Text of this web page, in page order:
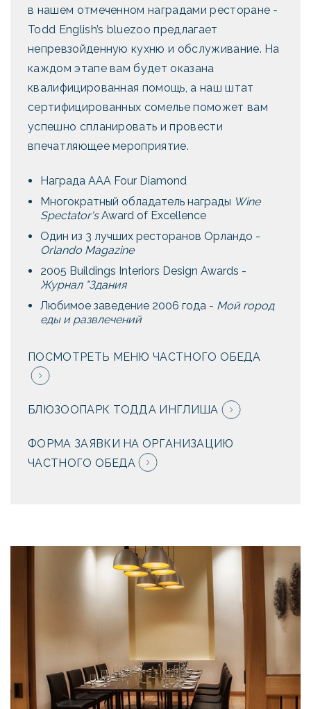
в нашем отмеченном наградами ресторане -
Todd English’s bluezoo предлагает
непревзойденную кухню и обслуживание. На
каждом этапе вам будет оказана
квалифицированная помощь, а наш штат
сертифицированных сомелье поможет вам
успешно спланировать и провести
впечатляющее мероприятие.
Награда AAA Four Diamond
Многократный обладатель награды Wine
Spectator'sAward of Excellence
Один из 3 лучших ресторанов Орландо -
Orlando Magazine
2005 Buildings Interiors Design Awards -
Журнал "Здания
Любимое заведение 2006 года - Мой город
еды и развлечений
ПОСМОТРЕТЬ МЕНЮ ЧАСТНОГО ОБЕДА
БЛЮЗООПАРК ТОДДА ИНГЛИША
ФОРМА ЗАЯВКИ НА ОРГАНИЗАЦИЮ
ЧАСТНОГО ОБЕДА